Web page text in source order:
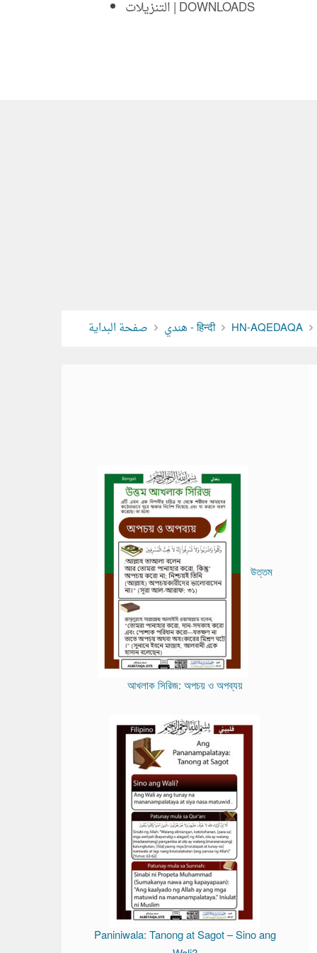
التنزيلات | DOWNLOADS
صفحة البداية هندي - हिन्दी HN-AQEDAQA
উত্তম
আখলাক সিরিজ: অপচয় ও অপব্যয়
Paniniwala: Tanong at Sagot – Sino ang